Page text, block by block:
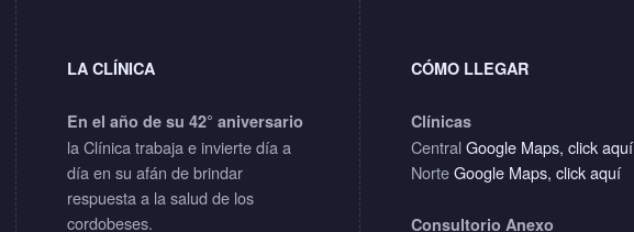
LA CLÍNICA
En el año de su 42° aniversario
la Clínica trabaja e invierte día a
día en su afán de brindar
respuesta a la salud de los
cordobeses.
CÓMO LLEGAR
Clínicas
CentralGoogle Maps, click aquí
NorteGoogle Maps, click aquí
Consultorio Anexo